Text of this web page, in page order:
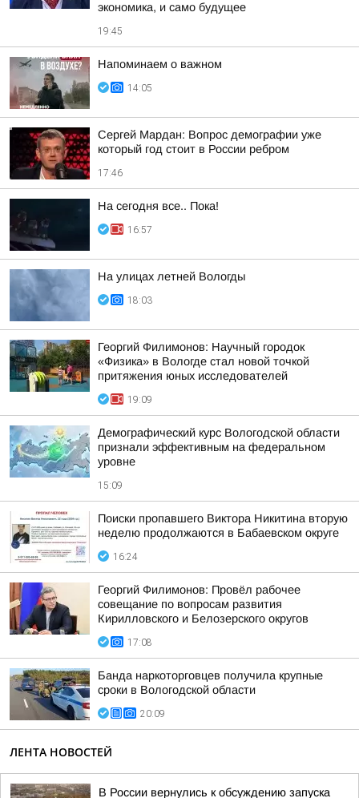
экономика, и само будущее
19:45
Напоминаем о важном
14:05
Сергей Мардан: Вопрос демографии уже
который год стоит в России ребром
17:46
На сегодня все.. Пока!
16:57
На улицах летней Вологды
18:03
Георгий Филимонов: Научный городок
«Физика» в Вологде стал новой точкой
притяжения юных исследователей
19:09
Демографический курс Вологодской области
признали эффективным на федеральном
уровне
15:09
Поиски пропавшего Виктора Никитина вторую
неделю продолжаются в Бабаевском округе
16:24
Георгий Филимонов: Провёл рабочее
совещание по вопросам развития
Кирилловского и Белозерского округов
17:08
Банда наркоторговцев получила крупные
сроки в Вологодской области
20:09
ЛЕНТА НОВОСТЕЙ
В России вернулись к обсуждению запуска